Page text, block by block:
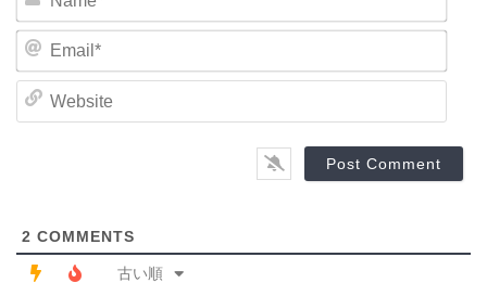
m
E
a
*b
2 COMMENTS
古い順